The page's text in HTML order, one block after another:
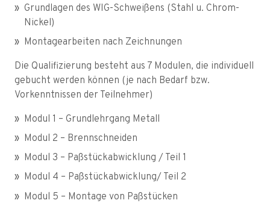
Grundlagen des WIG-Schweißens (Stahl u. Chrom-
Nickel)
Montagearbeiten nach Zeichnungen
Die Qualifizierung besteht aus 7 Modulen, die individuell
gebucht werden können (je nach Bedarf bzw.
Vorkenntnissen der Teilnehmer)
Modul 1 – Grundlehrgang Metall
Modul 2 – Brennschneiden
Modul 3 – Paßstückabwicklung / Teil 1
Modul 4 – Paßstückabwicklung/ Teil 2
Modul 5 – Montage von Paßstücken